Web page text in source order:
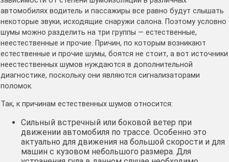
автомобилях водитель и пассажиры все равно будут слышать
некоторые звуки, исходящие снаружи салона. Поэтому условно
шумы можно разделить на три группы — естественные,
неестественные и прочие. Причин, по которым возникают
естественные и прочие шумы, боятся не стоит, а вот источники
неестественных шумов нуждаются в дополнительной
диагностике, поскольку они являются сигнализаторами
поломок.
Так, к причинам естественных шумов относится:
Сильный встречный или боковой ветер при
движении автомобиля по трассе. Особенно это
актуально для движения на большой скорости и для
машин с кузовом небольшого размера. Для